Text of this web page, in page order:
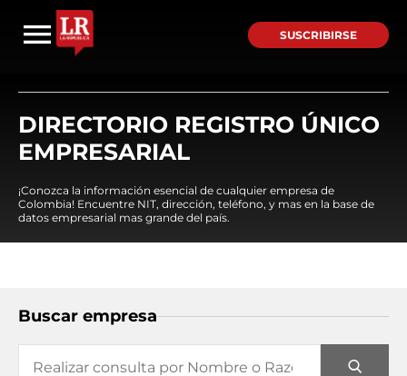
SUSCRIBIRSE
DIRECTORIO REGISTRO ÚNICO
EMPRESARIAL
¡Conozca la información esencial de cualquier empresa de
Colombia! Encuentre NIT, dirección, teléfono, y mas en la base de
datos empresarial mas grande del país.
Buscar empresa